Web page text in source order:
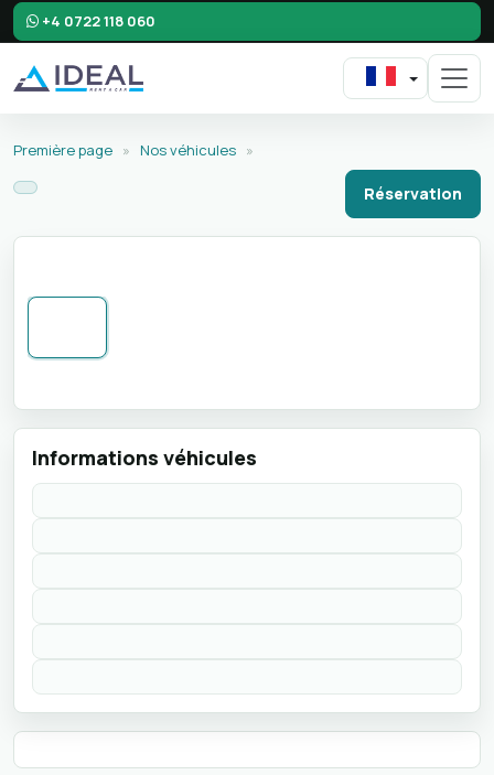
+4 0722 118 060
Première page » Nos véhicules »
Réservation
Informations véhicules